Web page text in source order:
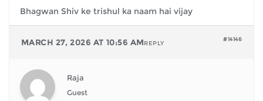
Bhagwan Shiv ke trishul ka naam hai vijay
MARCH 27, 2026 AT 10:56 AM #14146
REPLY
Raja
Guest